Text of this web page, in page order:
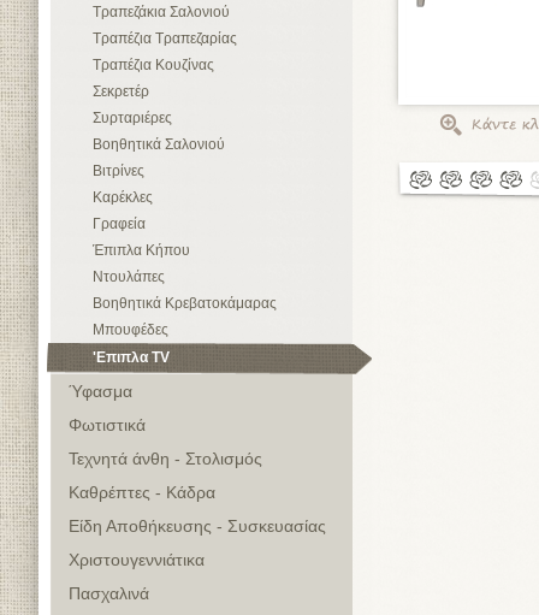
Τραπεζάκια Σαλονιού
Τραπέζια Τραπεζαρίας
Τραπέζια Κουζίνας
Σεκρετέρ
Συρταριέρες
Βοηθητικά Σαλονιού
Βιτρίνες
Καρέκλες
Γραφεία
Έπιπλα Κήπου
Ντουλάπες
Βοηθητικά Κρεβατοκάμαρας
Μπουφέδες
'Επιπλα TV
Ύφασμα
Φωτιστικά
Τεχνητά άνθη - Στολισμός
Καθρέπτες - Κάδρα
Είδη Αποθήκευσης - Συσκευασίας
Χριστουγεννιάτικα
Πασχαλινά